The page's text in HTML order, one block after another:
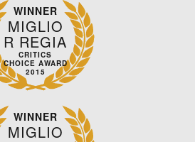
WINNER
MIGLIO
R REGIA
CRITICS
CHOICE AWARD
2015
WINNER
MIGLIO